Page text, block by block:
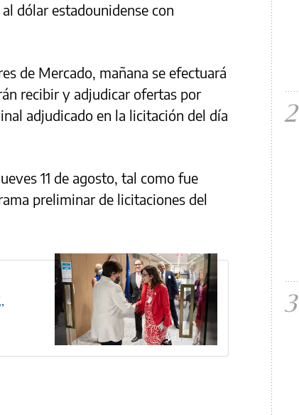
dólar estadounidense con
de Mercado, mañana se efectuará
recibir y adjudicar ofertas por
adjudicado en la licitación del día
11 de agosto, tal como fue
preliminar de licitaciones del
2
3